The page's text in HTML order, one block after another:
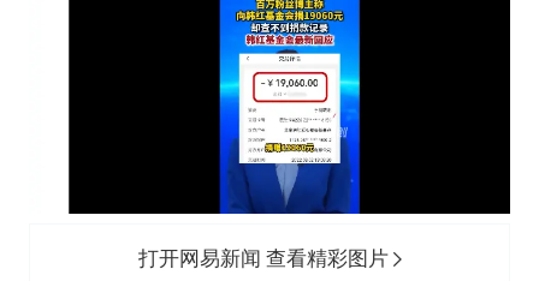
打开网易新闻 查看精彩图片